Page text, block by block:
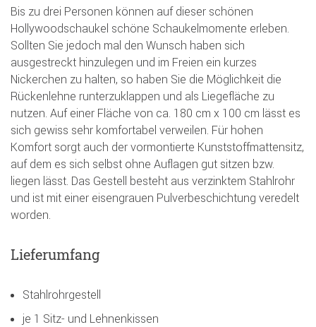
Bis zu drei Personen können auf dieser schönen
Hollywoodschaukel schöne Schaukelmomente erleben.
Sollten Sie jedoch mal den Wunsch haben sich
ausgestreckt hinzulegen und im Freien ein kurzes
Nickerchen zu halten, so haben Sie die Möglichkeit die
Rückenlehne runterzuklappen und als Liegefläche zu
nutzen. Auf einer Fläche von ca. 180 cm x 100 cm lässt es
sich gewiss sehr komfortabel verweilen. Für hohen
Komfort sorgt auch der vormontierte Kunststoffmattensitz,
auf dem es sich selbst ohne Auflagen gut sitzen bzw.
liegen lässt. Das Gestell besteht aus verzinktem Stahlrohr
und ist mit einer eisengrauen Pulverbeschichtung veredelt
worden.
Lieferumfang
Stahlrohrgestell
je 1 Sitz- und Lehnenkissen